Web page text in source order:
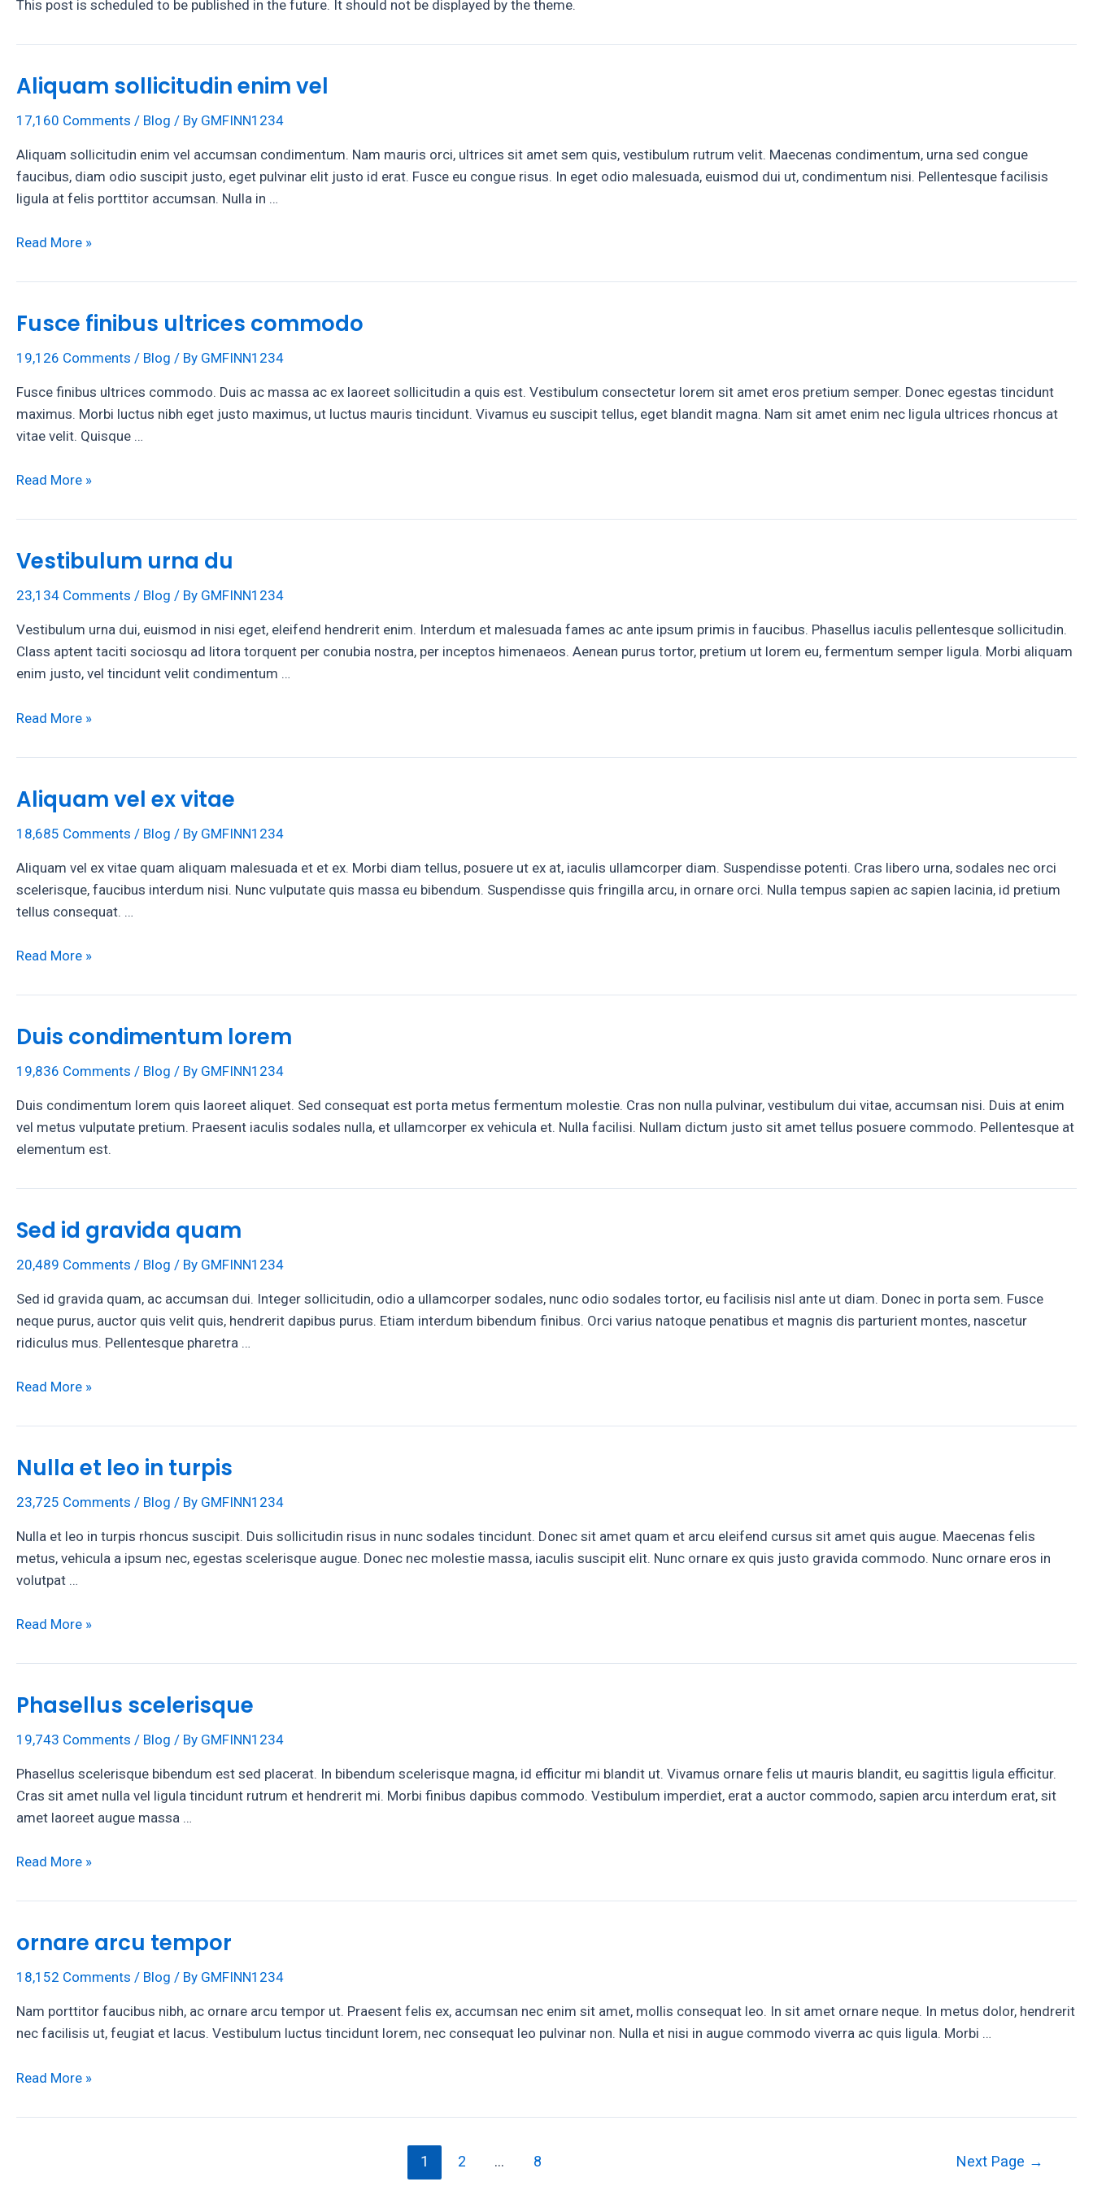
This post is scheduled to be published in the future. It should not be displayed by the theme.
Aliquam sollicitudin enim vel
17,160 Comments / Blog / By GMFINN1234
Aliquam sollicitudin enim vel accumsan condimentum. Nam mauris orci, ultrices sit amet sem quis, vestibulum rutrum velit. Maecenas condimentum, urna sed congue
faucibus, diam odio suscipit justo, eget pulvinar elit justo id erat. Fusce eu congue risus. In eget odio malesuada, euismod dui ut, condimentum nisi. Pellentesque facilisis
ligula at felis porttitor accumsan. Nulla in …
Aliquam
enim
Read More »
Fusce finibus ultrices commodo
19,126 Comments / Blog / By GMFINN1234
Fusce finibus ultrices commodo. Duis ac massa ac ex laoreet sollicitudin a quis est. Vestibulum consectetur lorem sit amet eros pretium semper. Donec egestas tincidunt
maximus. Morbi luctus nibh eget justo maximus, ut luctus mauris tincidunt. Vivamus eu suscipit tellus, eget blandit magna. Nam sit amet enim nec ligula ultrices rhoncus at
vitae velit. Quisque …
Fusce
ultrices
Read More »
Vestibulum urna du
23,134 Comments / Blog / By GMFINN1234
Vestibulum urna dui, euismod in nisi eget, eleifend hendrerit enim. Interdum et malesuada fames ac ante ipsum primis in faucibus. Phasellus iaculis pellentesque sollicitudin.
Class aptent taciti sociosqu ad litora torquent per conubia nostra, per inceptos himenaeos. Aenean purus tortor, pretium ut lorem eu, fermentum semper ligula. Morbi aliquam
enim justo, vel tincidunt velit condimentum …
Vestibulum
du
Read More »
Aliquam vel ex vitae
18,685 Comments / Blog / By GMFINN1234
Aliquam vel ex vitae quam aliquam malesuada et et ex. Morbi diam tellus, posuere ut ex at, iaculis ullamcorper diam. Suspendisse potenti. Cras libero urna, sodales nec orci
scelerisque, faucibus interdum nisi. Nunc vulputate quis massa eu bibendum. Suspendisse quis fringilla arcu, in ornare orci. Nulla tempus sapien ac sapien lacinia, id pretium
tellus consequat. …
Aliquam
ex
Read More »
Duis condimentum lorem
19,836 Comments / Blog / By GMFINN1234
Duis condimentum lorem quis laoreet aliquet. Sed consequat est porta metus fermentum molestie. Cras non nulla pulvinar, vestibulum dui vitae, accumsan nisi. Duis at enim
vel metus vulputate pretium. Praesent iaculis sodales nulla, et ullamcorper ex vehicula et. Nulla facilisi. Nullam dictum justo sit amet tellus posuere commodo. Pellentesque at
elementum est.
Sed id gravida quam
20,489 Comments / Blog / By GMFINN1234
Sed id gravida quam, ac accumsan dui. Integer sollicitudin, odio a ullamcorper sodales, nunc odio sodales tortor, eu facilisis nisl ante ut diam. Donec in porta sem. Fusce
neque purus, auctor quis velit quis, hendrerit dapibus purus. Etiam interdum bibendum finibus. Orci varius natoque penatibus et magnis dis parturient montes, nascetur
ridiculus mus. Pellentesque pharetra …
Sed
gravida
Read More »
Nulla et leo in turpis
23,725 Comments / Blog / By GMFINN1234
Nulla et leo in turpis rhoncus suscipit. Duis sollicitudin risus in nunc sodales tincidunt. Donec sit amet quam et arcu eleifend cursus sit amet quis augue. Maecenas felis
metus, vehicula a ipsum nec, egestas scelerisque augue. Donec nec molestie massa, iaculis suscipit elit. Nunc ornare ex quis justo gravida commodo. Nunc ornare eros in
volutpat …
Nulla
leo
turpis
Read More »
Phasellus scelerisque
19,743 Comments / Blog / By GMFINN1234
Phasellus scelerisque bibendum est sed placerat. In bibendum scelerisque magna, id efficitur mi blandit ut. Vivamus ornare felis ut mauris blandit, eu sagittis ligula efficitur.
Cras sit amet nulla vel ligula tincidunt rutrum et hendrerit mi. Morbi finibus dapibus commodo. Vestibulum imperdiet, erat a auctor commodo, sapien arcu interdum erat, sit
amet laoreet augue massa …
Phasellus
Read More »
ornare arcu tempor
18,152 Comments / Blog / By GMFINN1234
Nam porttitor faucibus nibh, ac ornare arcu tempor ut. Praesent felis ex, accumsan nec enim sit amet, mollis consequat leo. In sit amet ornare neque. In metus dolor, hendrerit
nec facilisis ut, feugiat et lacus. Vestibulum luctus tincidunt lorem, nec consequat leo pulvinar non. Nulla et nisi in augue commodo viverra ac quis ligula. Morbi …
ornare
tempor
Read More »
1 2 … 8 Next Page →